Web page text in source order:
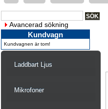
Avancerad sökning
Kundvagn
Kundvagnen är tom!
Laddbart Ljus
Mikrofoner